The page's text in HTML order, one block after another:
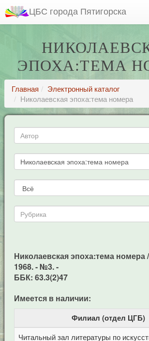
ЦБС города Пятигорска
ЭПОХА:ТЕМА
Главная
Электронный каталог
Николаевская эпоха:тема номера
Николаевская эпоха:тема номера
1968. - №3. -
ББК: 63.3(2)47
Имеется в наличии:
Филиал (отдел ЦГБ)
Читальный зал литературы по